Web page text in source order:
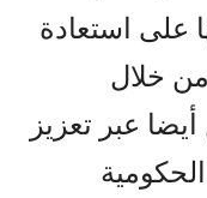
على استعادة
خلال
عبر تعزيز